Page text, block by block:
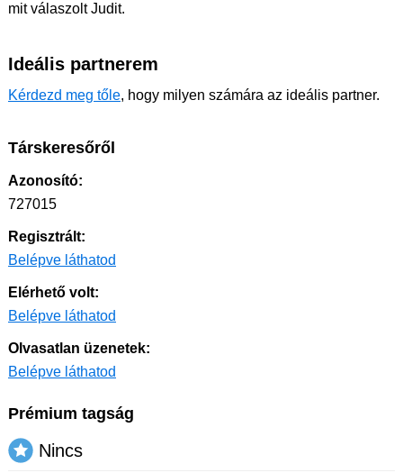
mit válaszolt Judit.
Ideális partnerem
Kérdezd meg tőle, hogy milyen számára az ideális partner.
Társkeresőről
Azonosító:
727015
Regisztrált:
Belépve láthatod
Elérhető volt:
Belépve láthatod
Olvasatlan üzenetek:
Belépve láthatod
Prémium tagság
Nincs